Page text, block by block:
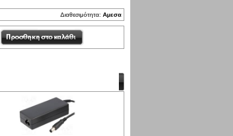
Διαθεσιμότητα: Αμεσα